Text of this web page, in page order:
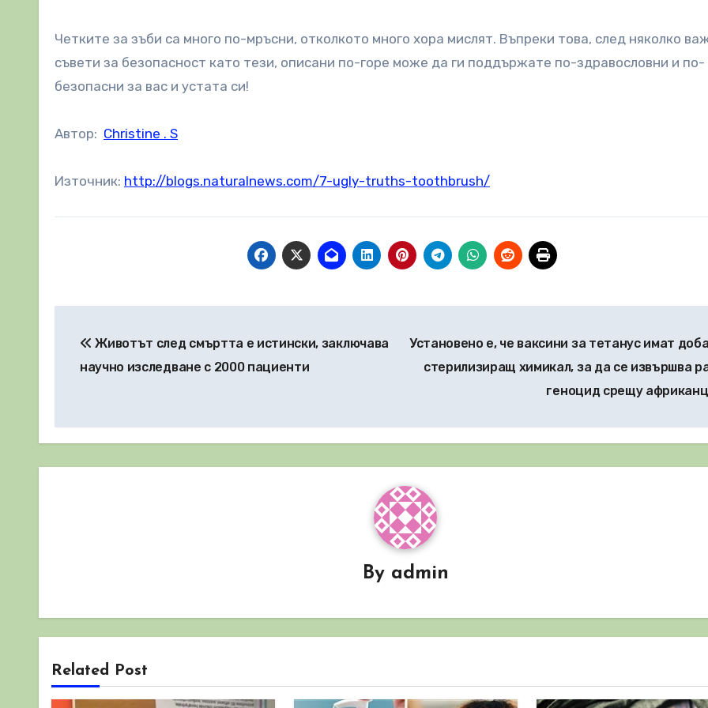
Четките за зъби са много по-мръсни, отколкото много хора мислят. Въпреки това, след няколко
съвети за безопасност като тези, описани по-горе може да ги поддържате по-здравословни и по-
безопасни за вас и устата си!
Автор: Christine . S
Източник: http://blogs.naturalnews.com/7-ugly-truths-toothbrush/
Животът след смъртта е истински, заключава
научно изследване с 2000 пациенти
Установено е, че ваксини за тетанус имат
стерилизиращ химикал, за да се извършва
геноцид срещу
By admin
Related Post